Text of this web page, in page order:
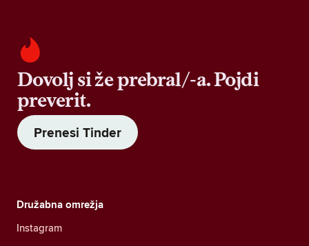
Dovolj si že prebral/-a. Pojdi
preverit.
Prenesi Tinder
Družabna omrežja
Instagram